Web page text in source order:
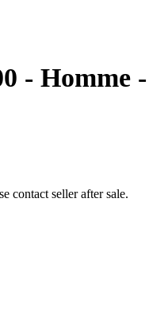
- Homme -
contact seller after sale.